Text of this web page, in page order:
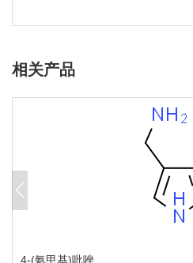
相关产品
4-(氨甲基)吡唑